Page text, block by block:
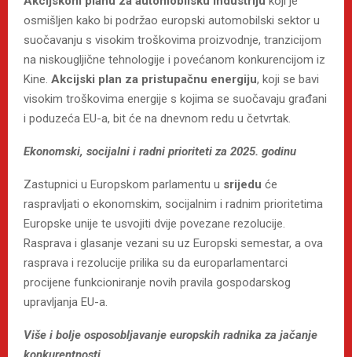
osmišljen kako bi podržao europski automobilski sektor u
suočavanju s visokim troškovima proizvodnje, tranzicijom
na niskougljične tehnologije i povećanom konkurencijom iz
Kine. Akcijski plan za pristupačnu energiju, koji se bavi
visokim troškovima energije s kojima se suočavaju građani
i poduzeća EU-a, bit će na dnevnom redu u četvrtak.
Ekonomski, socijalni i radni prioriteti za 2025. godinu
Zastupnici u Europskom parlamentu u srijedu će
raspravljati o ekonomskim, socijalnim i radnim prioritetima
Europske unije te usvojiti dvije povezane rezolucije.
Rasprava i glasanje vezani su uz Europski semestar, a ova
rasprava i rezolucije prilika su da europarlamentarci
procijene funkcioniranje novih pravila gospodarskog
upravljanja EU-a.
Više i bolje osposobljavanje europskih radnika za jačanje